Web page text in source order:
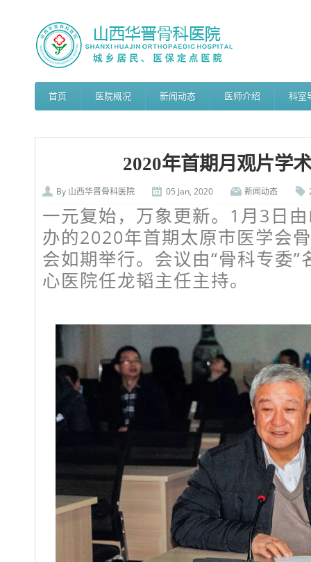
首页 医院概况 新闻动态 医师介绍 科室
2020年首期月观片学
By 山西华晋骨科医院 05 Jan, 2020 新闻动态
一元复始，万象更新。1月3日
办的2020年首期太原市医学会
会如期举行。会议由“骨科专委
心医院任龙韬主任主持。